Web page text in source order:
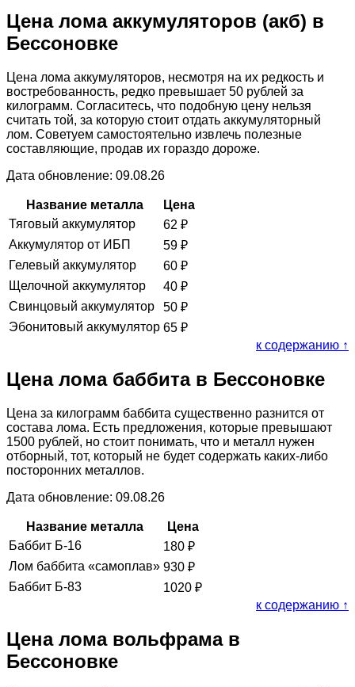
Цена лома аккумуляторов (акб) в
Бессоновке
Цена лома аккумуляторов, несмотря на их редкость и
востребованность, редко превышает 50 рублей за
килограмм. Согласитесь, что подобную цену нельзя
считать той, за которую стоит отдать аккумуляторный
лом. Советуем самостоятельно извлечь полезные
составляющие, продав их гораздо дороже.
Дата обновление: 09.08.26
Название металла
Цена
Тяговый аккумулятор
62 ₽
Аккумулятор от ИБП
59 ₽
Гелевый аккумулятор
60 ₽
Щелочной аккумулятор
40 ₽
Свинцовый аккумулятор
50 ₽
Эбонитовый аккумулятор 65 ₽
к содержанию ↑
Цена лома баббита в Бессоновке
Цена за килограмм баббита существенно разнится от
состава лома. Есть предложения, которые превышают
1500 рублей, но стоит понимать, что и металл нужен
отборный, тот, который не будет содержать каких-либо
посторонних металлов.
Дата обновление: 09.08.26
Название металла
Цена
Баббит Б-16
180 ₽
Лом баббита «самоплав» 930 ₽
Баббит Б-83
1020 ₽
к содержанию ↑
Цена лома вольфрама в
Бессоновке